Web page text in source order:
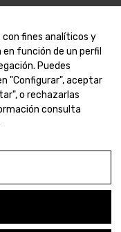
fines analíticos y
función de un perfil
Puedes
"Configurar", aceptar
o rechazarlas
consulta